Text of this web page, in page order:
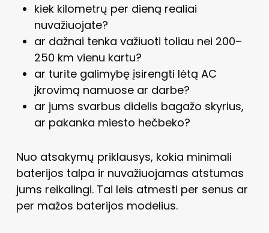
kiek kilometrų per dieną realiai
nuvažiuojate?
ar dažnai tenka važiuoti toliau nei 200–
250 km vienu kartu?
ar turite galimybę įsirengti lėtą AC
įkrovimą namuose ar darbe?
ar jums svarbus didelis bagažo skyrius,
ar pakanka miesto hečbeko?
Nuo atsakymų priklausys, kokia minimali
baterijos talpa ir nuvažiuojamas atstumas
jums reikalingi. Tai leis atmesti per senus ar
per mažos baterijos modelius.